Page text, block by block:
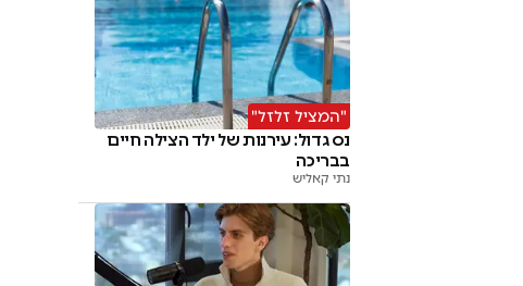
"המציל זלזל"
נס גדול: עירנות של ילד הצילה חיים
בבריכה
נתי קאליש